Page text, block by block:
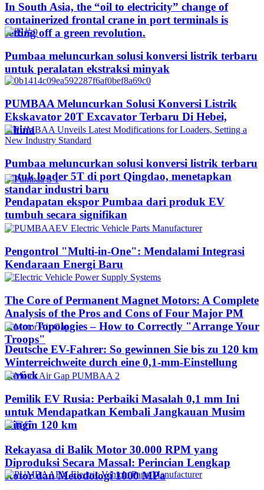
In South Asia, the “oil to electricity” change of
containerized frontal crane in port terminals is
setting off a green revolution.
Pumbaa meluncurkan solusi konversi listrik terbaru
untuk peralatan ekstraksi minyak
PUMBAA Meluncurkan Solusi Konversi Listrik
Ekskavator 20T Excavator Terbaru Di Hebei,
China
Pumbaa meluncurkan solusi konversi listrik terbaru
untuk loader 5T di port Qingdao, menetapkan
standar industri baru
Pendapatan ekspor Pumbaa dari produk EV
tumbuh secara signifikan
Pengontrol "Multi-in-One": Mendalami Integrasi
Kendaraan Energi Baru
The Core of Permanent Magnet Motors: A Complete
Analysis of the Pros and Cons of Four Major PM
Rotor Topologies – How to Correctly "Arrange Your
Troops"
Deutsche EV-Fahrer: So gewinnen Sie bis zu 120 km
Winterreichweite durch eine 0,1-mm-Einstellung
zurück
Pemilik EV Rusia: Perbaiki Masalah 0,1 mm Ini
untuk Mendapatkan Kembali Jangkauan Musim
Dingin 120 km
Rekayasa di Balik Motor 30.000 RPM yang
Diproduksi Secara Massal: Perincian Lengkap
Rotor dan Metodologi 1000 MPa